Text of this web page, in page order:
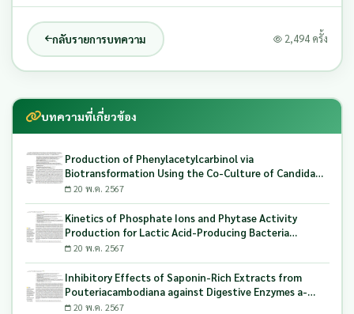
กลับรายการบทความ 2,494 ครั้ง
บทความที่เกี่ยวข้อง
Production of Phenylacetylcarbinol via
Biotransformation Using the Co-Culture of Candida
tropicalis TISTR 5306 and Saccharomyces cerevisiae
TISTR 5606 as the Biocatalyst
20 พ.ค. 2567
Kinetics of Phosphate Ions and Phytase Activity
Production for Lactic Acid-Producing Bacteria
Utilizing Milling and Whitening Stages Rice Bran as
Biopolymer Substrates
20 พ.ค. 2567
Inhibitory Effects of Saponin-Rich Extracts from
Pouteriacambodiana against Digestive Enzymes a-
Glucosidase and Pancreatic Lipase
20 พ.ค. 2567